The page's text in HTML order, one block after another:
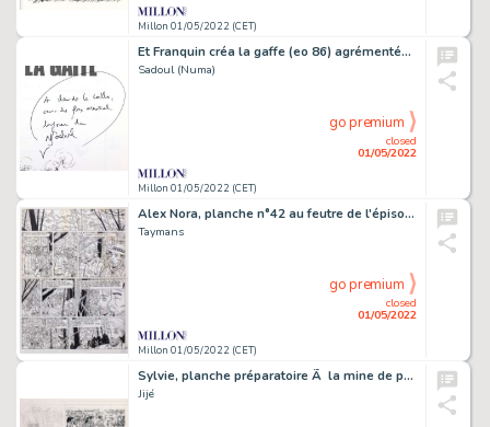
Millon 01/05/2022 (CET)
Et Franquin créa la gaffe (eo 86) agrémenté…
Sadoul (Numa)
Millon 01/05/2022 (CET)
closed
01/05/2022
go premium
Alex Nora, planche n°42 au feutre de l'épisode…
Taymans
Millon 01/05/2022 (CET)
closed
01/05/2022
go premium
Sylvie, planche préparatoire Ã la mine de plomb…
Jijé